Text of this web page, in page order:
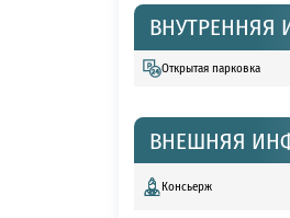
ВНУТРЕННЯЯ
Открытая парковка
ВНЕШНЯЯ
Консьерж